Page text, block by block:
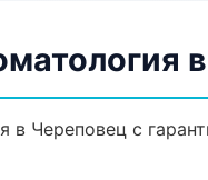
в Череповец с